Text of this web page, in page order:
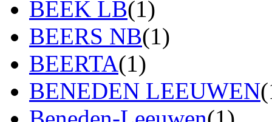
BEEK LB(1)
BEERS NB(1)
BEERTA(1)
BENEDEN LEEUWEN